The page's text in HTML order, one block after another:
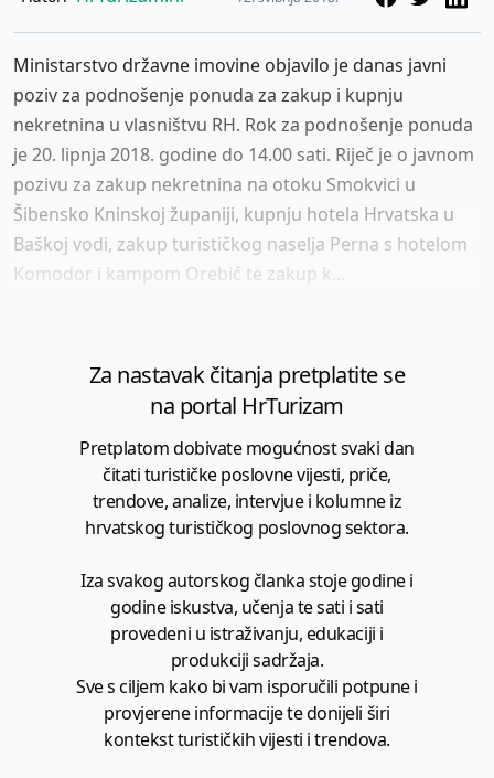
Ministarstvo državne imovine objavilo je danas javni
poziv za podnošenje ponuda za zakup i kupnju
nekretnina u vlasništvu RH. Rok za podnošenje ponuda
je 20. lipnja 2018. godine do 14.00 sati. Riječ je o javnom
pozivu za zakup nekretnina na otoku Smokvici u
Šibensko Kninskoj županiji, kupnju hotela Hrvatska u
Baškoj vodi, zakup turističkog naselja Perna s hotelom
Komodor i kampom Orebić te zakup k...
Za nastavak čitanja pretplatite se
na portal HrTurizam
Pretplatom dobivate mogućnost svaki dan
čitati turističke poslovne vijesti, priče,
trendove, analize, intervjue i kolumne iz
hrvatskog turističkog poslovnog sektora.
Iza svakog autorskog članka stoje godine i
godine iskustva, učenja te sati i sati
provedeni u istraživanju, edukaciji i
produkciji sadržaja.
Sve s ciljem kako bi vam isporučili potpune i
provjerene informacije te donijeli širi
kontekst turističkih vijesti i trendova.